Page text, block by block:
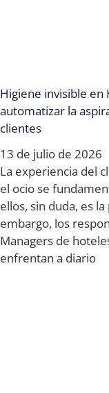
Higiene invisible en
automatizar la
clientes
13 de julio de 2026
La experiencia del
el ocio se
ellos, sin duda, es
embargo, los
Managers de
enfrentan a diario